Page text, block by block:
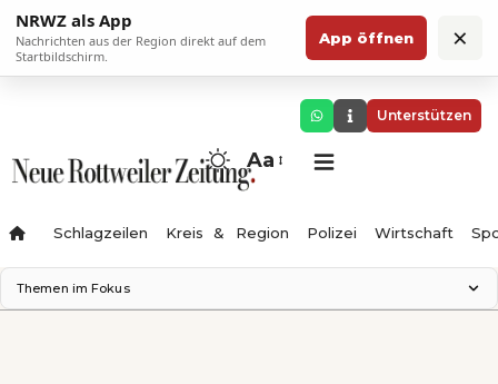
NRWZ als App
Nachrichten aus der Region direkt auf dem
Startbildschirm.
App öffnen ×
Unterstützen
Aa
Schlagzeilen Kreis & Region Polizei Wirtschaft
Themen im Fokus